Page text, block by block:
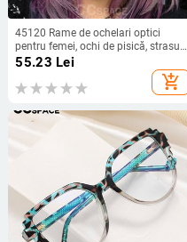
45120 Rame de ochelari optici
pentru femei, ochi de pisică, strasuri
strălucitoare pentru doamnă,
ochelari de ochi de designer de
marcă, ochelari de modă
55.23 Lei
add_shopping_cart